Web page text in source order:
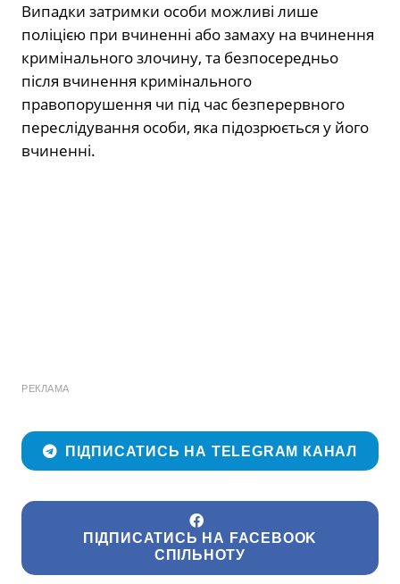
Випадки затримки особи можливі лише
поліцією при вчиненні або замаху на вчинення
кримінального злочину, та безпосередньо
після вчинення кримінального
правопорушення чи під час безперервного
переслідування особи, яка підозрюється у його
вчиненні.
РЕКЛАМА
ПІДПИСАТИСЬ НА TELEGRAM КАНАЛ
ПІДПИСАТИСЬ НА FACEBOOK
СПІЛЬНОТУ